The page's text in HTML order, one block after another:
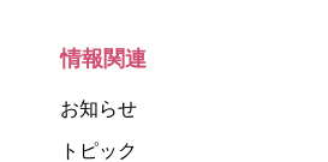
情報関連
お知らせ
トピック